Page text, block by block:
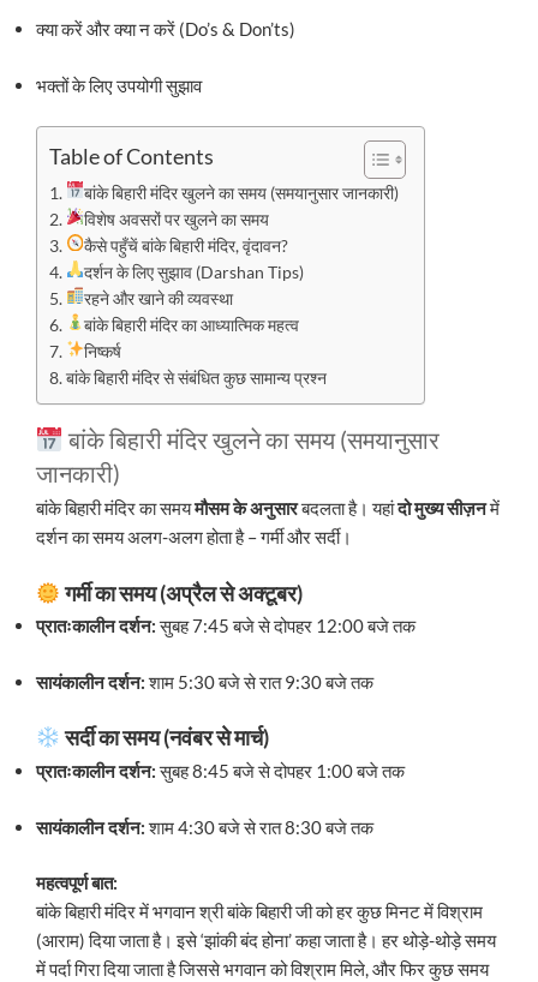
क्या करें और क्या न करें (Do’s & Don’ts)
भक्तों के लिए उपयोगी सुझाव
Table of Contents
बांके बिहारी मंदिर खुलने का समय (समयानुसार जानकारी)
विशेष अवसरों पर खुलने का समय
कैसे पहुँचें बांके बिहारी मंदिर, वृंदावन?
दर्शन के लिए सुझाव (Darshan Tips)
रहने और खाने की व्यवस्था
बांके बिहारी मंदिर का आध्यात्मिक महत्व
निष्कर्ष
बांके बिहारी मंदिर से संबंधित कुछ सामान्य प्रश्न
बांके बिहारी मंदिर खुलने का समय (समयानुसार
जानकारी)
बांके बिहारी मंदिर का समयमौसम के अनुसारबदलता है। यहांदो मुख्य सीज़नमें
दर्शन का समय अलग-अलग होता है – गर्मी और सर्दी।
गर्मी का समय (अप्रैल से अक्टूबर)
प्रातःकालीन दर्शन:सुबह 7:45 बजे से दोपहर 12:00 बजे तक
सायंकालीन दर्शन:शाम 5:30 बजे से रात 9:30 बजे तक
सर्दी का समय (नवंबर से मार्च)
प्रातःकालीन दर्शन:सुबह 8:45 बजे से दोपहर 1:00 बजे तक
सायंकालीन दर्शन:शाम 4:30 बजे से रात 8:30 बजे तक
महत्वपूर्ण बात:
बांके बिहारी मंदिर में भगवान श्री बांके बिहारी जी को हर कुछ मिनट में विश्राम
(आराम) दिया जाता है। इसे ‘झांकी बंद होना’ कहा जाता है। हर थोड़े-थोड़े समय
में पर्दा गिरा दिया जाता है जिससे भगवान को विश्राम मिले, और फिर कुछ समय